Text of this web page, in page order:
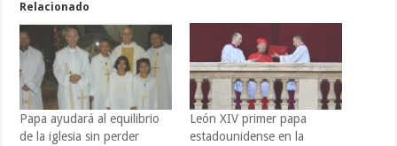
Relacionado
Papa ayudará al equilibrio
de la iglesia sin perder
León XIV primer papa
estadounidense en la